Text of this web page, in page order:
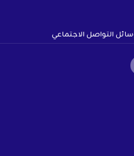
التواصل الاجتماعي